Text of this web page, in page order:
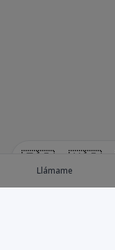
🇪🇸 🇺🇸
Llámame